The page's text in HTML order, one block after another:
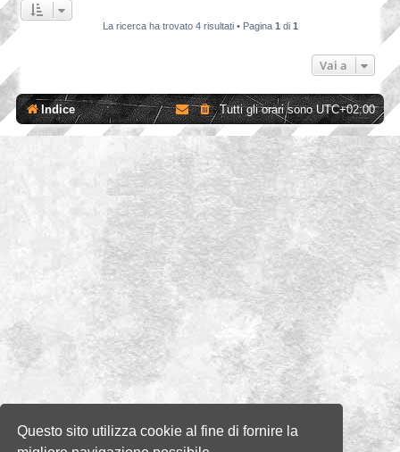
Questo sito utilizza cookie al fine di fornire la
La ricerca ha trovato 4 risultati • Pagina 1 di 1
Vai a
Indice Tutti gli orari sonoUTC+02:00